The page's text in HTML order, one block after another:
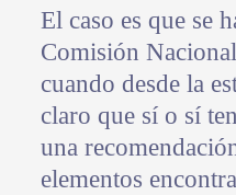
El caso es que se
Comisión
cuando desde la
claro que sí o sí
una
elementos